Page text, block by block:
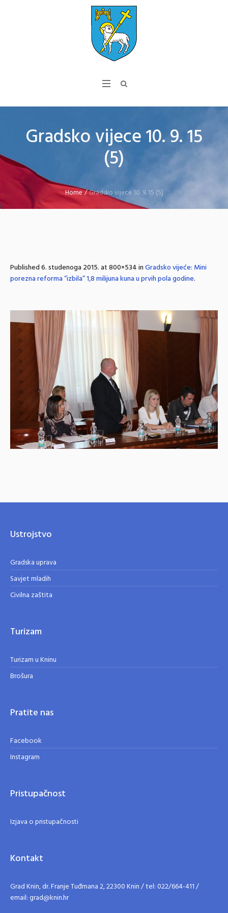
Gradsko vijece 10. 9. 15
(5)
Home/Gradsko vijece 10. 9. 15 (5)
Published6. studenoga 2015.at 800×534 inGradsko vijeće: Mini
porezna reforma “izbila” 1,8 milijuna kuna u prvih pola godine.
Ustrojstvo
Gradska uprava
Savjet mladih
Civilna zaštita
Turizam
Turizam u Kninu
Brošura
Pratite nas
Facebook
Instagram
Pristupačnost
Izjava o pristupačnosti
Kontakt
Grad Knin, dr. Franje Tuđmana 2, 22300 Knin / tel: 022/664-411 /
email: grad@knin.hr